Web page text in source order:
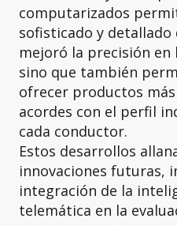
computarizados
sofisticado y detallado
mejoró la precisión
sino que también
ofrecer productos
acordes con el perfil
cada conductor.
Estos desarrollos
innovaciones futuras,
integración de la
telemática en la